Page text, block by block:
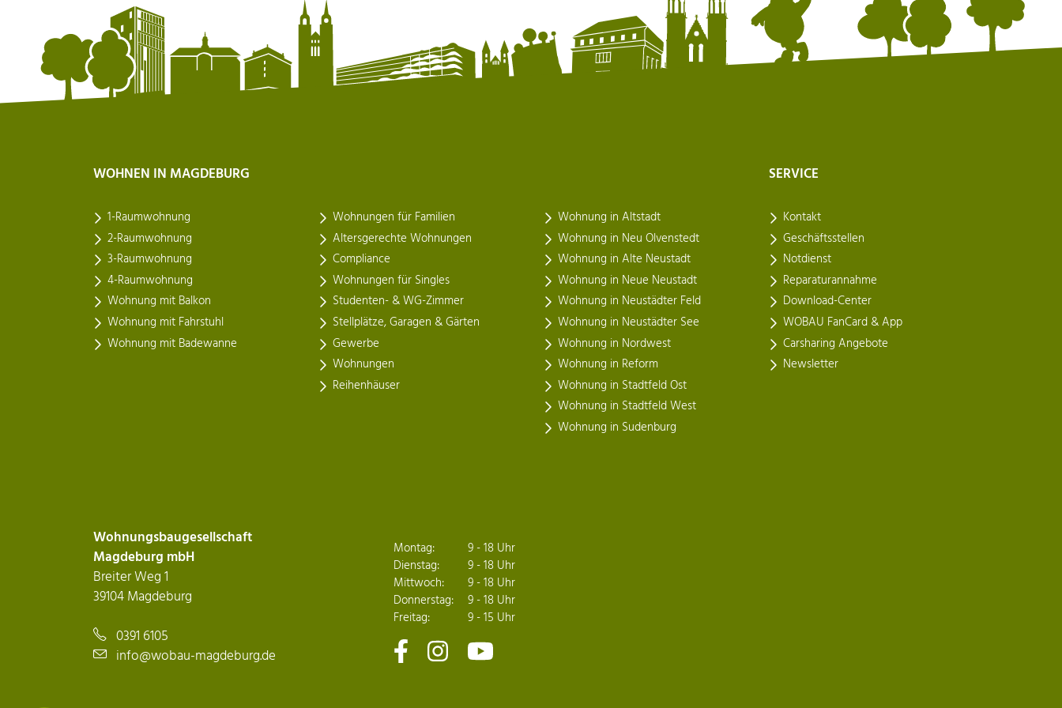
Wohnungsbaugesellschaft
Magdeburg mbH
Breiter Weg 1
39104 Magdeburg
0391 6105
info@wobau-magdeburg.de
Montag:
9 - 18 Uhr
Dienstag:
9 - 18 Uhr
Mittwoch:
9 - 18 Uhr
Donnerstag:
9 - 18 Uhr
Freitag:
9 - 15 Uhr
WOHNEN IN MAGDEBURG
1-Raumwohnung
2-Raumwohnung
3-Raumwohnung
4-Raumwohnung
Wohnung mit Balkon
Wohnung mit Fahrstuhl
Wohnung mit Badewanne
Wohnungen für Familien
Altersgerechte Wohnungen
Compliance
Wohnungen für Singles
Studenten- & WG-Zimmer
Stellplätze, Garagen & Gärten
Gewerbe
Wohnungen
Reihenhäuser
Wohnung in Altstadt
Wohnung in Neu Olvenstedt
Wohnung in Alte Neustadt
Wohnung in Neue Neustadt
Wohnung in Neustädter Feld
Wohnung in Neustädter See
Wohnung in Nordwest
Wohnung in Reform
Wohnung in Stadtfeld Ost
Wohnung in Stadtfeld West
Wohnung in Sudenburg
SERVICE
Kontakt
Geschäftsstellen
Notdienst
Reparaturannahme
Download-Center
WOBAU FanCard & App
Carsharing Angebote
Newsletter